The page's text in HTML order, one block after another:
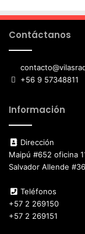
Contáctanos
+56 9 57348811
Información
Dirección
Maipú #652 oficina
Salvador Allende
Teléfonos
+57 2 269150
+57 2 269151